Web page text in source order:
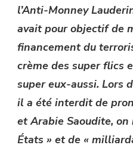
l’Anti-Monney
avait pour objectif de
financement du
crème des super flics
super eux-aussi. Lors
il a été interdit de
et Arabie Saoudite, on
États » et de «